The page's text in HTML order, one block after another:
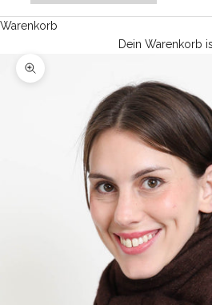
Warenkorb
Dein Warenkorb
Bild vergrößern